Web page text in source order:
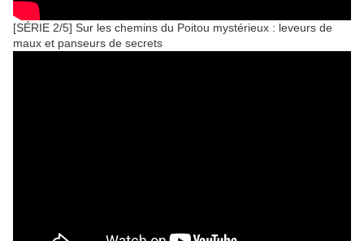
[SÉRIE 2/5] Sur les chemins du Poitou mystérieux : leveurs de
maux et panseurs de secrets